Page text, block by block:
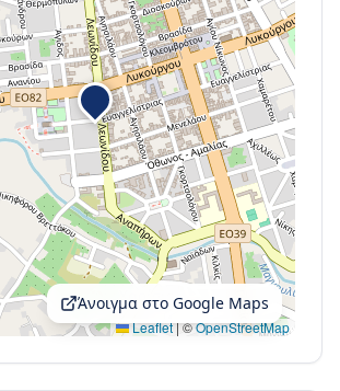
Leaflet|©OpenStreetMap
Άνοιγμα στο Google Maps